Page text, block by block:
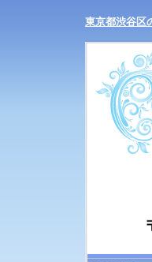
東京都渋谷区